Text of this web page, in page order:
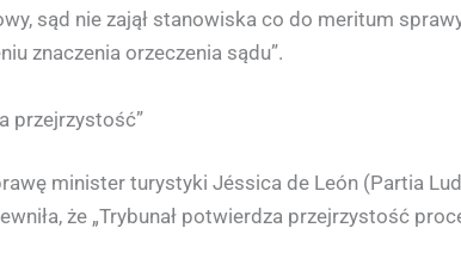
sąd nie zajął stanowiska co do meritum
znaczenia orzeczenia sądu”.
przejrzystość”
minister turystyki Jéssica de León (Partia
że „Trybunał potwierdza przejrzystość